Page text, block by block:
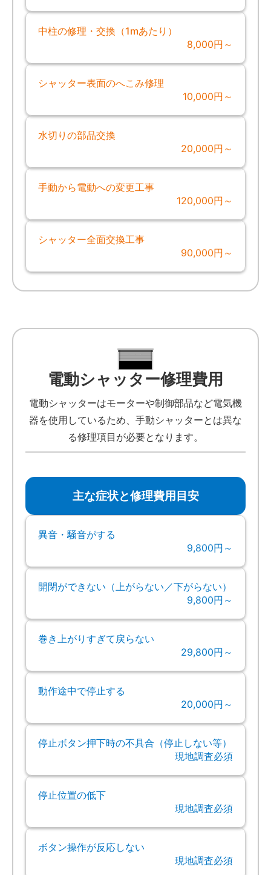
中柱の修理・交換（1mあたり）
8,000円～
シャッター表面のへこみ修理
10,000円～
水切りの部品交換
20,000円～
手動から電動への変更工事
120,000円～
シャッター全面交換工事
90,000円～
電動シャッター修理費用
電動シャッターはモーターや制御部品など電気機
器を使用しているため、手動シャッターとは異な
る修理項目が必要となります。
主な症状と修理費用目安
異音・騒音がする
9,800円～
開閉ができない（上がらない／下がらない）
9,800円～
巻き上がりすぎて戻らない
29,800円～
動作途中で停止する
20,000円～
停止ボタン押下時の不具合（停止しない等）
現地調査必須
停止位置の低下
現地調査必須
ボタン操作が反応しない
現地調査必須